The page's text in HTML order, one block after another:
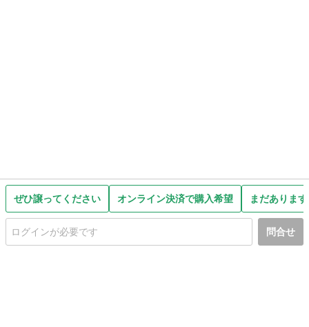
ぜひ譲ってください オンライン決済で購入希望 まだありま
問合せ